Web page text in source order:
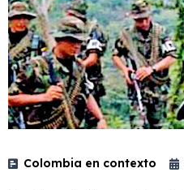
Colombia en contexto